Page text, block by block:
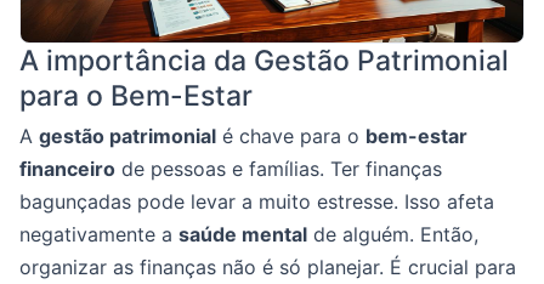
A importância da Gestão Patrimonial
para o Bem-Estar
A gestão patrimonial é chave para o bem-estar
financeiro de pessoas e famílias. Ter finanças
bagunçadas pode levar a muito estresse. Isso afeta
negativamente a saúde mental de alguém. Então,
organizar as finanças não é só planejar. É crucial para